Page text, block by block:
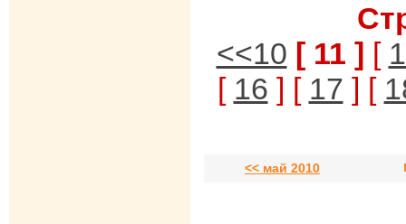
<<10 [ 11 ] [
[ 16 ] [ 17 ] [
<< май 2010